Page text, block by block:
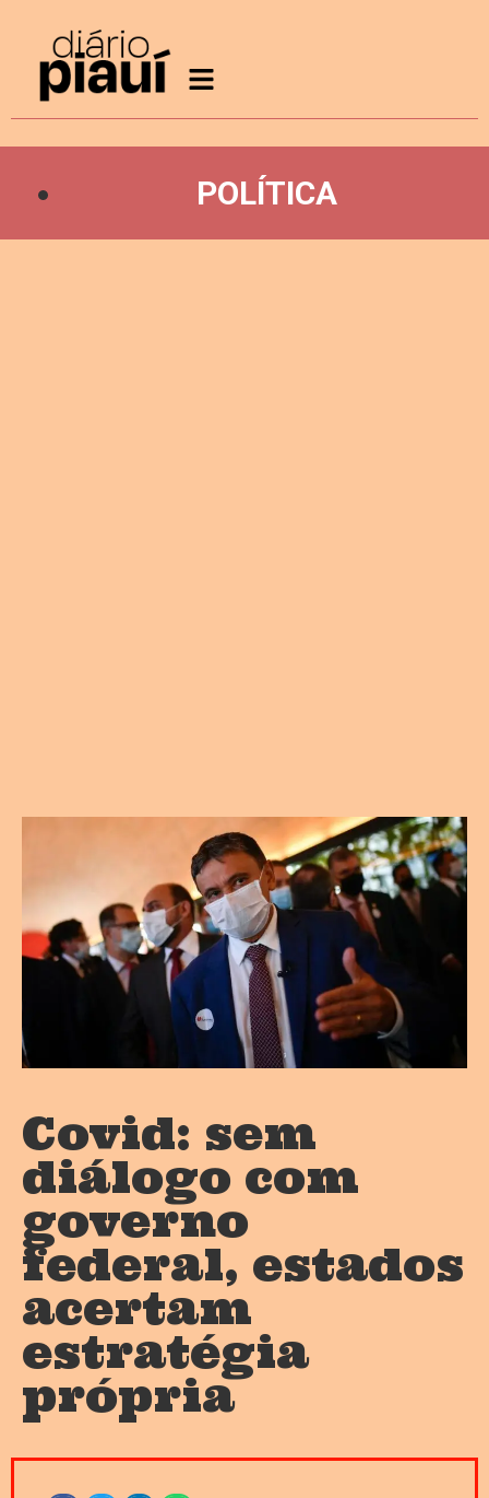
POLÍTICA
Covid: sem
diálogo com
governo
federal, estados
acertam
estratégia
própria